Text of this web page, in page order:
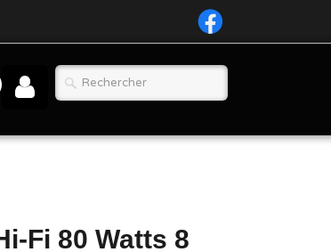
Fi 80 Watts 8